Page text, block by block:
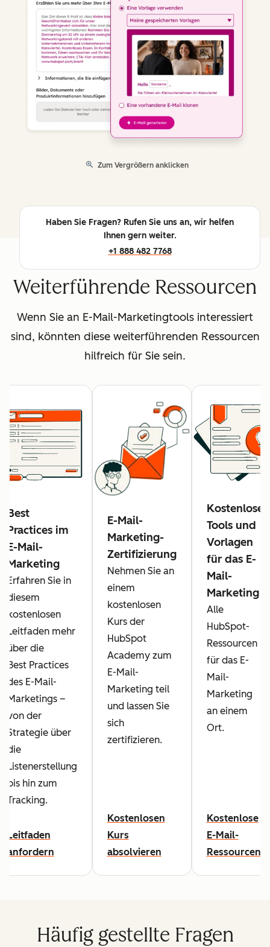
Zum Vergrößern anklicken
Haben Sie Fragen? Rufen Sie uns an, wir helfen
Ihnen gern weiter.
+1 888 482 7768
Weiterführende Ressourcen
Wenn Sie an E-Mail-Marketingtools interessiert
sind, könnten diese weiterführenden Ressourcen
hilfreich für Sie sein.
Best
Practices im
E-Mail-
Marketing
Erfahren Sie in
diesem
kostenlosen
Leitfaden mehr
über die
Best Practices
des E-Mail-
Marketings –
von der
Strategie über
die
Listenerstellung
bis hin zum
Tracking.
Leitfaden
anfordern
E-Mail-
Marketing-
Zertifizierung
Nehmen Sie an
einem
kostenlosen
Kurs der
HubSpot
Academy zum
E-Mail-
Marketing teil
und lassen Sie
sich
zertifizieren.
Kostenlosen
Kurs
absolvieren
Kostenlose
Tools und
Vorlagen
für das E-
Mail-
Marketing
Alle
HubSpot-
Ressourcen
für das E-
Mail-
Marketing
an einem
Ort.
Kostenlose
E-Mail-
Ressourcen
Häufig gestellte Fragen